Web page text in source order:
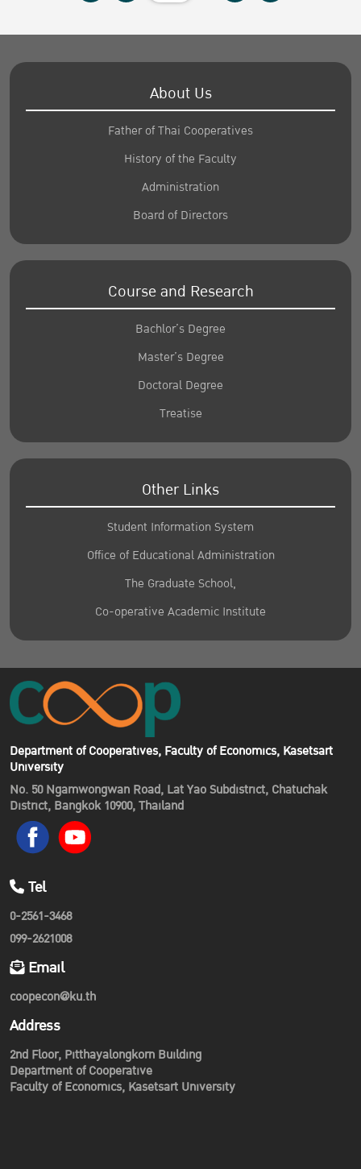
About Us
Father of Thai Cooperatives
History of the Faculty
Administration
Board of Directors
Course and Research
Bachlor’s Degree
Master’s Degree
Doctoral Degree
Treatise
Other Links
Student Information System
Office of Educational Administration
The Graduate School,
Co-operative Academic Institute
Department of Cooperatives, Faculty of Economics, Kasetsart
University
No. 50 Ngamwongwan Road, Lat Yao Subdistrict, Chatuchak
District, Bangkok 10900, Thailand
Tel
0-2561-3468
099-2621008
Email
coopecon@ku.th
Address
2nd Floor, Pitthayalongkorn Building
Department of Cooperative
Faculty of Economics, Kasetsart University